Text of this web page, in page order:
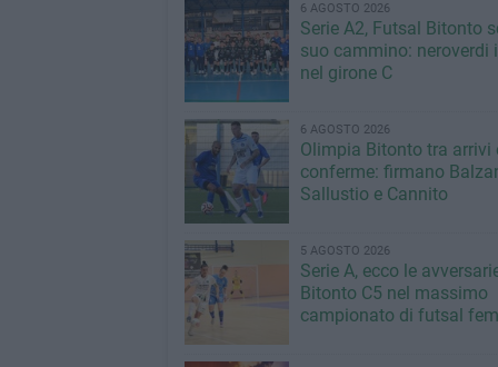
6 AGOSTO 2026
Serie A2, Futsal Bitonto
suo cammino: neroverdi
nel girone C
6 AGOSTO 2026
Olimpia Bitonto tra arrivi
conferme: firmano
Sallustio e Cannito
5 AGOSTO 2026
Serie A, ecco le
Bitonto C5 nel massimo
campionato di futsal